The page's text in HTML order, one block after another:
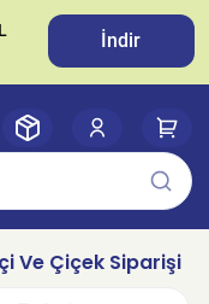
İndir
Ve Çiçek Siparişi